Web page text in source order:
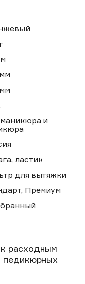
и
ластик
для вытяжки
Премиум
расходным
педикюрных